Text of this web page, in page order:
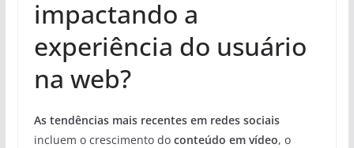
impactando a
experiência do usuário
na web?
As tendências mais recentes em redes sociais
incluem o crescimento do conteúdo em vídeo, o